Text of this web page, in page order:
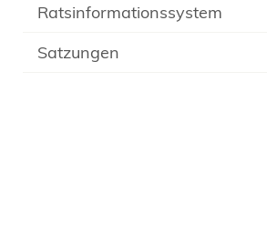
Ratsinformationssystem
Satzungen